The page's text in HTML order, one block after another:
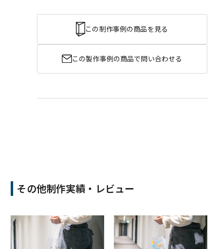
この制作事例の商品を見る
この製作事例の商品で問い合わせる
その他制作実績・レビュー